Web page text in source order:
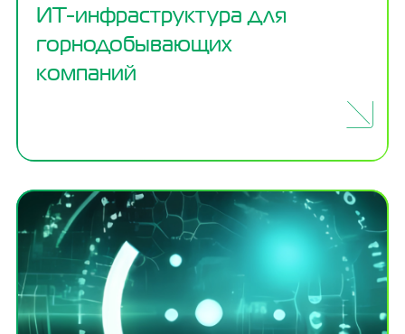
ИТ-инфраструктура для
горнодобывающих
компаний